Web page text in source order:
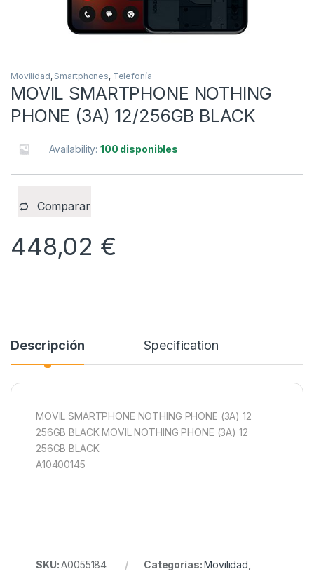
Movilidad, Smartphones, Telefonía
MOVIL SMARTPHONE NOTHING
PHONE (3A) 12/256GB BLACK
Availability:100 disponibles
Comparar
448,02 €
Descripción Specification
MOVIL SMARTPHONE NOTHING PHONE (3A) 12
256GB BLACK MOVIL NOTHING PHONE (3A) 12
256GB BLACK
A10400145
SKU:A0055184 Categorías:Movilidad